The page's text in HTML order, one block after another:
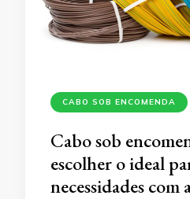
CABO SOB ENCOMENDA
Cabo sob
escolher o ideal
necessidades